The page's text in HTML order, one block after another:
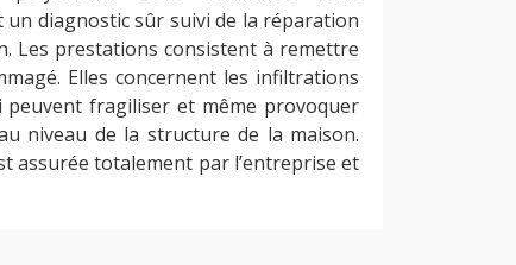
un diagnostic sûr suivi de la réparation
Les prestations consistent à remettre
Elles concernent les infiltrations
peuvent fragiliser et même provoquer
niveau de la structure de la maison.
assurée totalement par l’entreprise et